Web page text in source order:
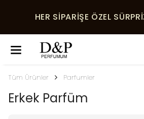
HER SIPARIŞE ÖZEL
Tüm Ürünler Parfumler
Erkek Parfüm